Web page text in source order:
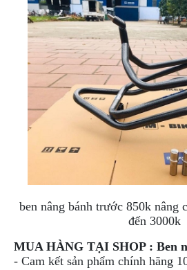
NGHE
GẮN
MŨ
BẢO
HIỂM
VÁ
STOP
PHỤ
KIỆN
MOTOWOLF
KẸP
ĐIỆN
ben nâng bánh trước 850k nâng
đến 3000k
MUA HÀNG TẠI SHOP : Ben
- Cam kết sản phẩm chính hãng